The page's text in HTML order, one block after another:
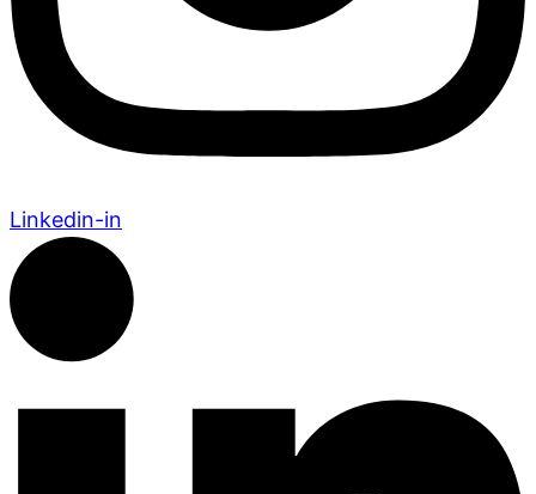
Linkedin-in